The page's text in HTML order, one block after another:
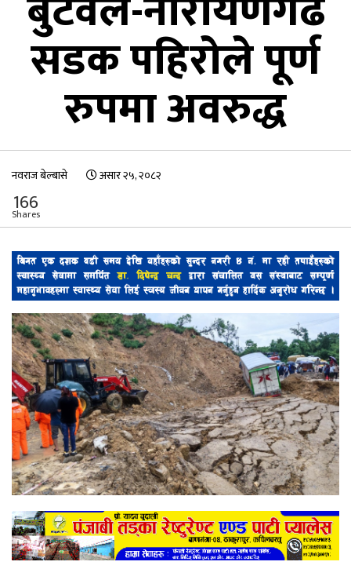
सडक पहिरोले पूर्ण
रुपमा अवरुद्ध
नवराज बेल्बासे असार २५, २०८२
166
Shares